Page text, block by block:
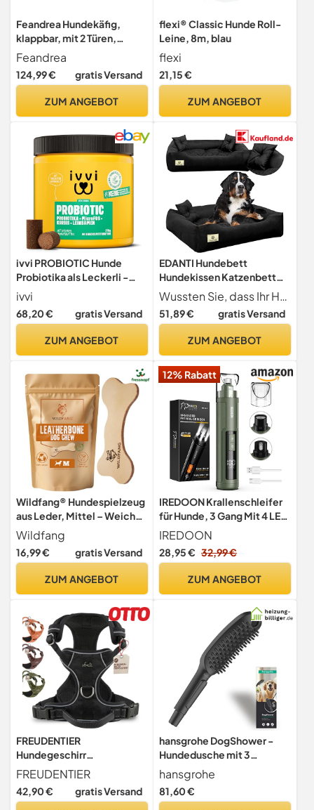
Feandrea Hundekäfig,
klappbar, mit 2 Türen,
ausziehbare
Kunststoffschale, 136 x 79 x
87 cm, XXXL, schwarz
Feandrea
124,99 € gratis Versand
ZUM ANGEBOT
flexi® Classic Hunde Roll-
Leine, 8m, blau
flexi
21,15 €
ZUM ANGEBOT
ivvi PROBIOTIC Hunde
Probiotika als Leckerli -
Hund Darmflora aufbauen,
verbesserte Verdauung &
Immunsystem - 60 leckere
Erdnussbutter
ivvi
68,20 € gratis Versand
ZUM ANGEBOT
EDANTI Hundebett
Hundekissen Katzenbett
Tierbett Hundesofa
Wasserdicht Grau/Schwarz
für große mittelgroße &
Schwarz)
Wussten Sie, dass Ihr Hund oder Ihre Katze einen Platz braucht, an dem sie sich ausruhen, Schutz suchen oder einfach nur schlafen kann? Ein bequemes Bett ermöglicht es Ihnen, einen solchen Platz für Ihren vierbeinigen Freund zu schaffen.Es ist aus einem leicht zu reinigenden und schmutzabweisenden Stoff hergestellt - Codura. Dieses Material ist sicher für Tiere und enthält keine gesundheitsschädlichen Elemente oder Schwermetalle.
51,89 € gratis Versand
ZUM ANGEBOT
Wildfang® Hundespielzeug
aus Leder, Mittel – Weiches
Kauspielzeug &
Kauknochen Hund für
sanfte Kauer, Welpen und
empfindlichen Zähnen –
mm Lederknochen
Wildfang
16,99 € gratis Versand
ZUM ANGEBOT
12% Rabatt
IREDOON Krallenschleifer
für Hunde, 3 Gang Mit 4 LED
Leuchten für Haustiere
IREDOON
28,95 € 32,99 €
ZUM ANGEBOT
FREUDENTIER
Hundegeschirr
atmungsaktiv gepolstert,
Anti-Zug-Geschirr
FREUDENTIER
42,90 € gratis Versand
hansgrohe DogShower -
Hundedusche mit 3
Strahlarten, Duschkopf für
Hunde zur Fellpflege mit
Streichelnoppen,
hansgrohe
81,60 €